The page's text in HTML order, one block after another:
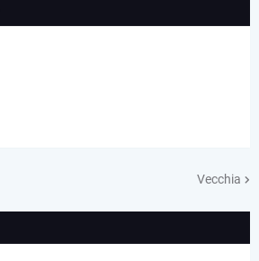
Vecchia